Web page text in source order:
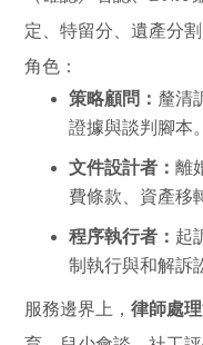
定、特留分、遺產分
角色：
策略顧問： 釐清
證據與談判腳本。
文件設計者：離
費條款、資產移
程序執行者： 起
制執行與和解訴
服務邊界上，律師處